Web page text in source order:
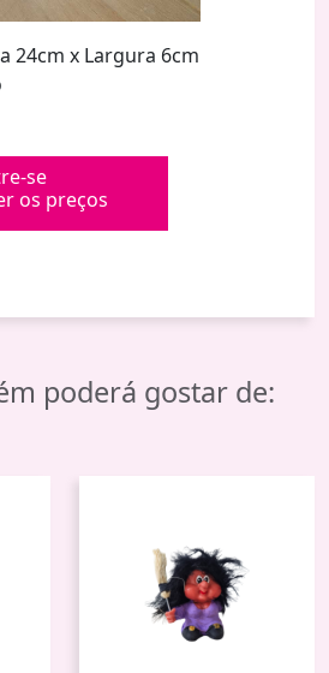
24cm x Largura 6cm
se
os preços
poderá gostar de: